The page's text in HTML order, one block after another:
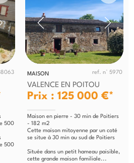
500
500
MAISON ref. n° 5970
VALENCE EN POITOU
Prix : 125 000 €*
Maison en pierre - 30 min de Poitiers
- 182 m2
Cette maison mitoyenne par un coté
se situe à 30 min au sud de Poitiers
Située dans un petit hameau paisible,
cette grande maison familiale...